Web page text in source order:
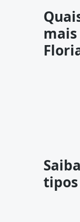
tipos